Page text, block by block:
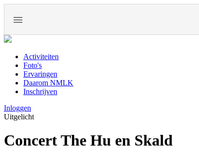
Activiteiten
Foto's
Ervaringen
Daarom NMLK
Inschrijven
Inloggen
Uitgelicht
Concert The Hu en Skald